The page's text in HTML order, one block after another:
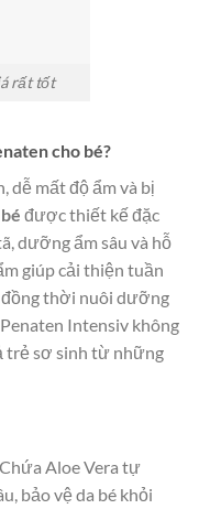
rất tốt
cho bé?
dễ mất độ ẩm và bị
được thiết kế đặc
dưỡng ẩm sâu và hỗ
giúp cải thiện tuần
đồng thời nuôi dưỡng
Intensiv không
trẻ sơ sinh từ những
Aloe Vera tự
bảo vệ da bé khỏi